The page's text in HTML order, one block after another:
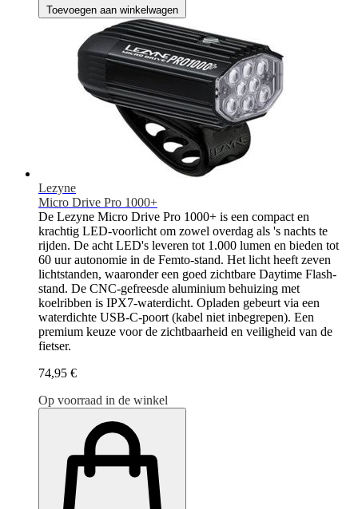
Toevoegen aan winkelwagen
Lezyne
Micro Drive Pro 1000+
De Lezyne Micro Drive Pro 1000+ is een compact en
krachtig LED-voorlicht om zowel overdag als 's nachts te
rijden. De acht LED's leveren tot 1.000 lumen en bieden tot
60 uur autonomie in de Femto-stand. Het licht heeft zeven
lichtstanden, waaronder een goed zichtbare Daytime Flash-
stand. De CNC-gefreesde aluminium behuizing met
koelribben is IPX7-waterdicht. Opladen gebeurt via een
waterdichte USB-C-poort (kabel niet inbegrepen). Een
premium keuze voor de zichtbaarheid en veiligheid van de
fietser.
74,95 €
Op voorraad in de winkel